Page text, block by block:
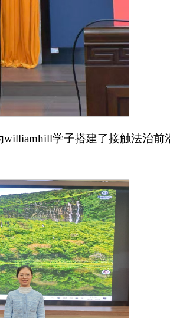
学子搭建了接触法治前